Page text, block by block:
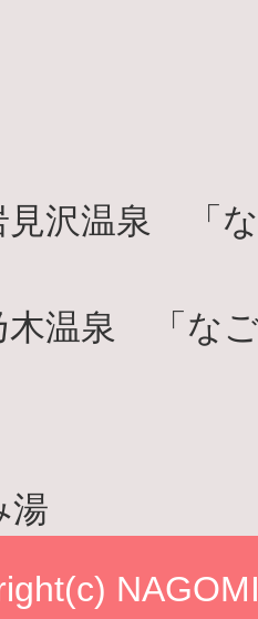
見沢温泉 「
木温泉 「な
湯